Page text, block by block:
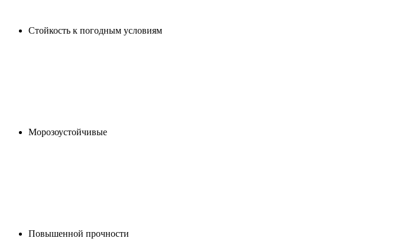
Cтойкость к погодным условиям
Морозоустойчивые
Повышенной прочности